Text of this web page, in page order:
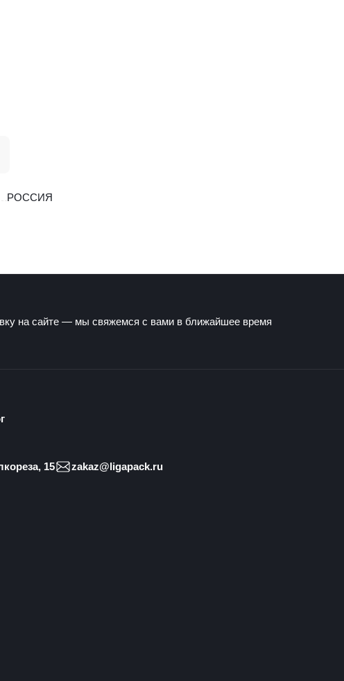
РОССИЯ
на сайте — мы свяжемся с вами в ближайшее время
15 zakaz@ligapack.ru